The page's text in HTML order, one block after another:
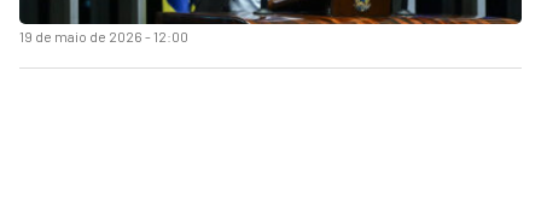
19 de maio de 2026 - 12:00